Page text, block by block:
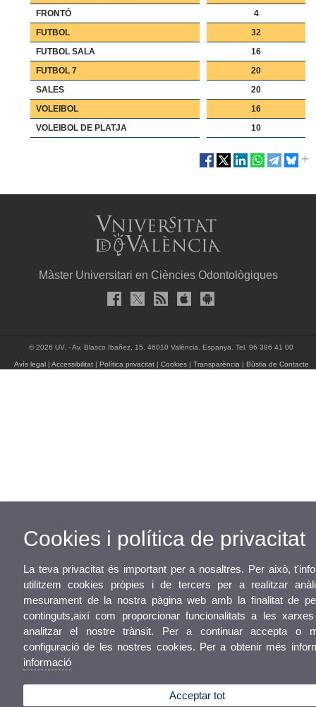
FRONTÓ
4
FUTBOL
32
FUTBOL SALA
16
FUTBOL 7
20
SALES
20
VOLEIBOL
16
VOLEIBOL DE PLATJA
10
Màster Universitari en Ciències Odontològiques
© 2026 UV. - Av. Blasco Ibañez, 15. 46010 València. Espanya. Tel. 96 386 41 00
Avís legal| Accessibilitat| Política privacitat| Cookies| Transparència | Bùstia de Contacte
Cookies i política de privacitat
La teva privacitat és important per a nosaltres. Per això,
utilitzem cookies pròpies i de tercers per a realitzar
mesurament de la nostra pàgina web amb la finalitat de
continguts,així com proporcionar funcionalitats a les
analitzar el nostre trànsit. Per a continuar accepta o
configuració de les nostres cookies. Per a obtenir més
informació
Acceptar tot